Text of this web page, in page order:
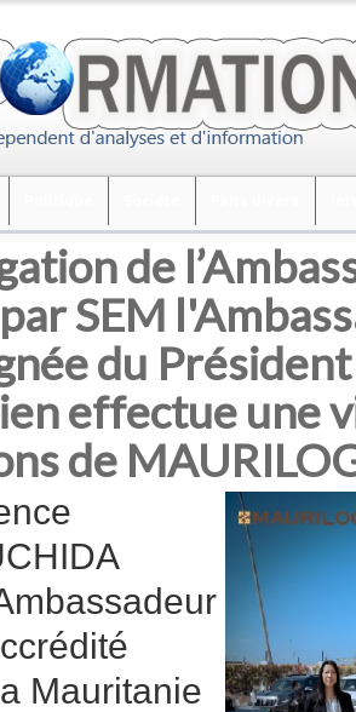
de
SEM
du
effectue une
de
Mauritanie